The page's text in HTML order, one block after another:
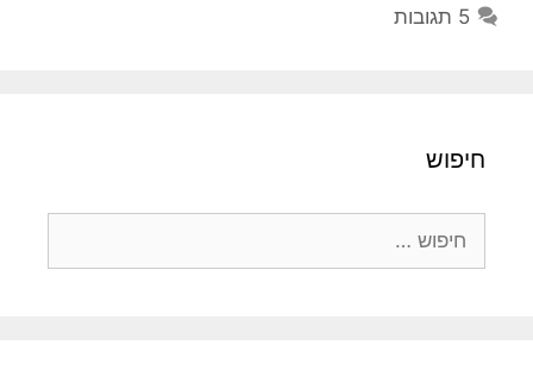
5 תגובות
חיפוש